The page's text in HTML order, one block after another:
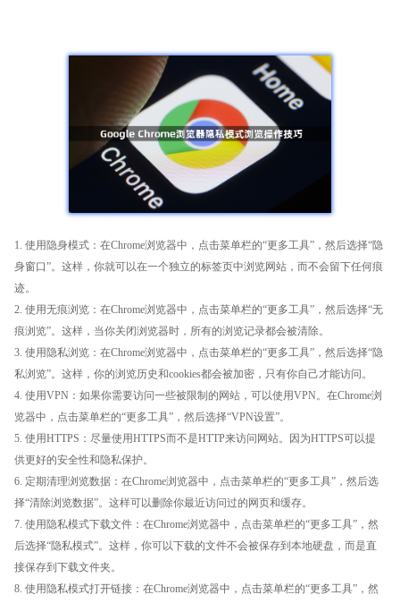
1. 使用隐身模式：在Chrome浏览器中，点击菜单栏的“更多工具”，然后选择“隐
身窗口”。这样，你就可以在一个独立的标签页中浏览网站，而不会留下任何痕
迹。
2. 使用无痕浏览：在Chrome浏览器中，点击菜单栏的“更多工具”，然后选择“无
痕浏览”。这样，当你关闭浏览器时，所有的浏览记录都会被清除。
3. 使用隐私浏览：在Chrome浏览器中，点击菜单栏的“更多工具”，然后选择“隐
私浏览”。这样，你的浏览历史和cookies都会被加密，只有你自己才能访问。
4. 使用VPN：如果你需要访问一些被限制的网站，可以使用VPN。在Chrome浏
览器中，点击菜单栏的“更多工具”，然后选择“VPN设置”。
5. 使用HTTPS：尽量使用HTTPS而不是HTTP来访问网站。因为HTTPS可以提
供更好的安全性和隐私保护。
6. 定期清理浏览数据：在Chrome浏览器中，点击菜单栏的“更多工具”，然后选
择“清除浏览数据”。这样可以删除你最近访问过的网页和缓存。
7. 使用隐私模式下载文件：在Chrome浏览器中，点击菜单栏的“更多工具”，然
后选择“隐私模式”。这样，你可以下载的文件不会被保存到本地硬盘，而是直
接保存到下载文件夹。
8. 使用隐私模式打开链接：在Chrome浏览器中，点击菜单栏的“更多工具”，然